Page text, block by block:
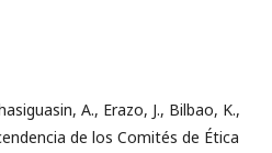
A., Erazo, J., Bilbao, K.,
de los Comités de Ética